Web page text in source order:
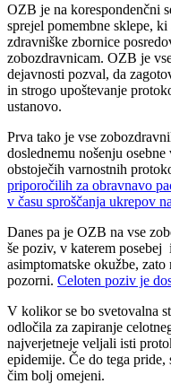
OZB je na korespondenčni
sprejel pomembne sklepe,
zdravniške zbornice
zobozdravnicam. OZB je
dejavnosti pozval, da
in strogo upoštevanje
ustanovo.
Prva tako je vse
doslednemu nošenju
obstoječih varnostnih
priporočilih za obravnavo
v času sproščanja ukrepov
Danes pa je OZB na vse
še poziv, v katerem
asimptomatske okužbe,
pozorni. Celoten poziv je
V kolikor se bo svetovalna
odločila za zapiranje
najverjetneje veljali isti
epidemije. Če do tega
čim bolj omejeni.